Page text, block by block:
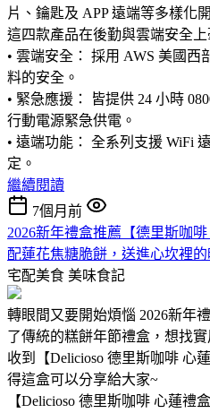
片、鑰匙及 APP 遠端等多樣化
這四款產品在後勤與雲端安全上
• 雲端安全： 採用 AWS 美國
料的安全。
• 緊急應援： 皆提供 24 小時
行動電源緊急供電。
• 遠端功能： 全系列支援 WiFi
定。
繼續閱讀
7個月前
2026新年禮盒推薦【德里斯咖
配蓮花焦糖脆餅，送進心坎裡的
宅配美食 美味食記
轉眼間又要開始煩惱 2026新年
了傳統的糕餅年節禮盒，想找
收到【Delicioso 德里斯咖啡 心
得這盒可以分享給大家~
【Delicioso 德里斯咖啡 心蓮禮